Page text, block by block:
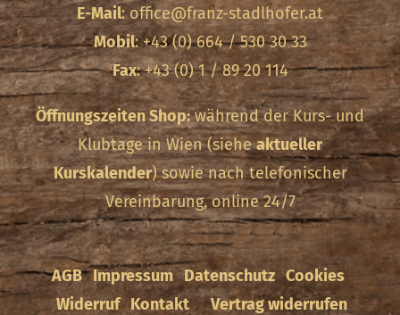
E-Mail:office@franz-stadlhofer.at
Mobil: +43 (0) 664 / 530 30 33
Fax: +43 (0) 1 / 89 20 114
Öffnungszeiten Shop:während der Kurs- und
Klubtage in Wien (sieheaktueller
Kurskalender) sowie nach telefonischer
Vereinbarung, online 24/7
AGB Impressum Datenschutz Cookies
Widerruf Kontakt Vertrag widerrufen